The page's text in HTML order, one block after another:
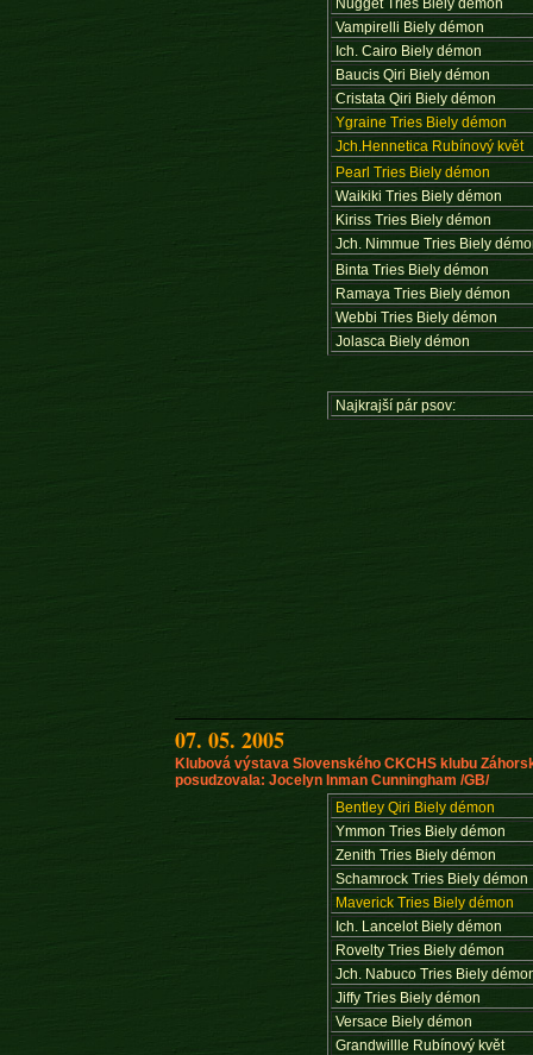
Nugget Tries Biely démon
Vampirelli Biely démon
Ich. Cairo Biely démon
Baucis Qiri Biely démon
Cristata Qiri Biely démon
Ygraine Tries Biely démon
Jch.Hennetica Rubínový květ
Pearl Tries Biely démon
Waikiki Tries Biely démon
Kiriss Tries Biely démon
Jch. Nimmue Tries Biely
Binta Tries Biely démon
Ramaya Tries Biely démon
Webbi Tries Biely démon
Jolasca Biely démon
Najkrajší pár psov:
07. 05. 2005
Klubová výstava Slovenského CKCHS klubu
posudzovala: Jocelyn Inman Cunningham /GB/
Bentley Qiri Biely démon
Ymmon Tries Biely démon
Zenith Tries Biely démon
Schamrock Tries Biely démon
Maverick Tries Biely démon
Ich. Lancelot Biely démon
Rovelty Tries Biely démon
Jch. Nabuco Tries Biely
Jiffy Tries Biely démon
Versace Biely démon
Grandwillle Rubínový květ